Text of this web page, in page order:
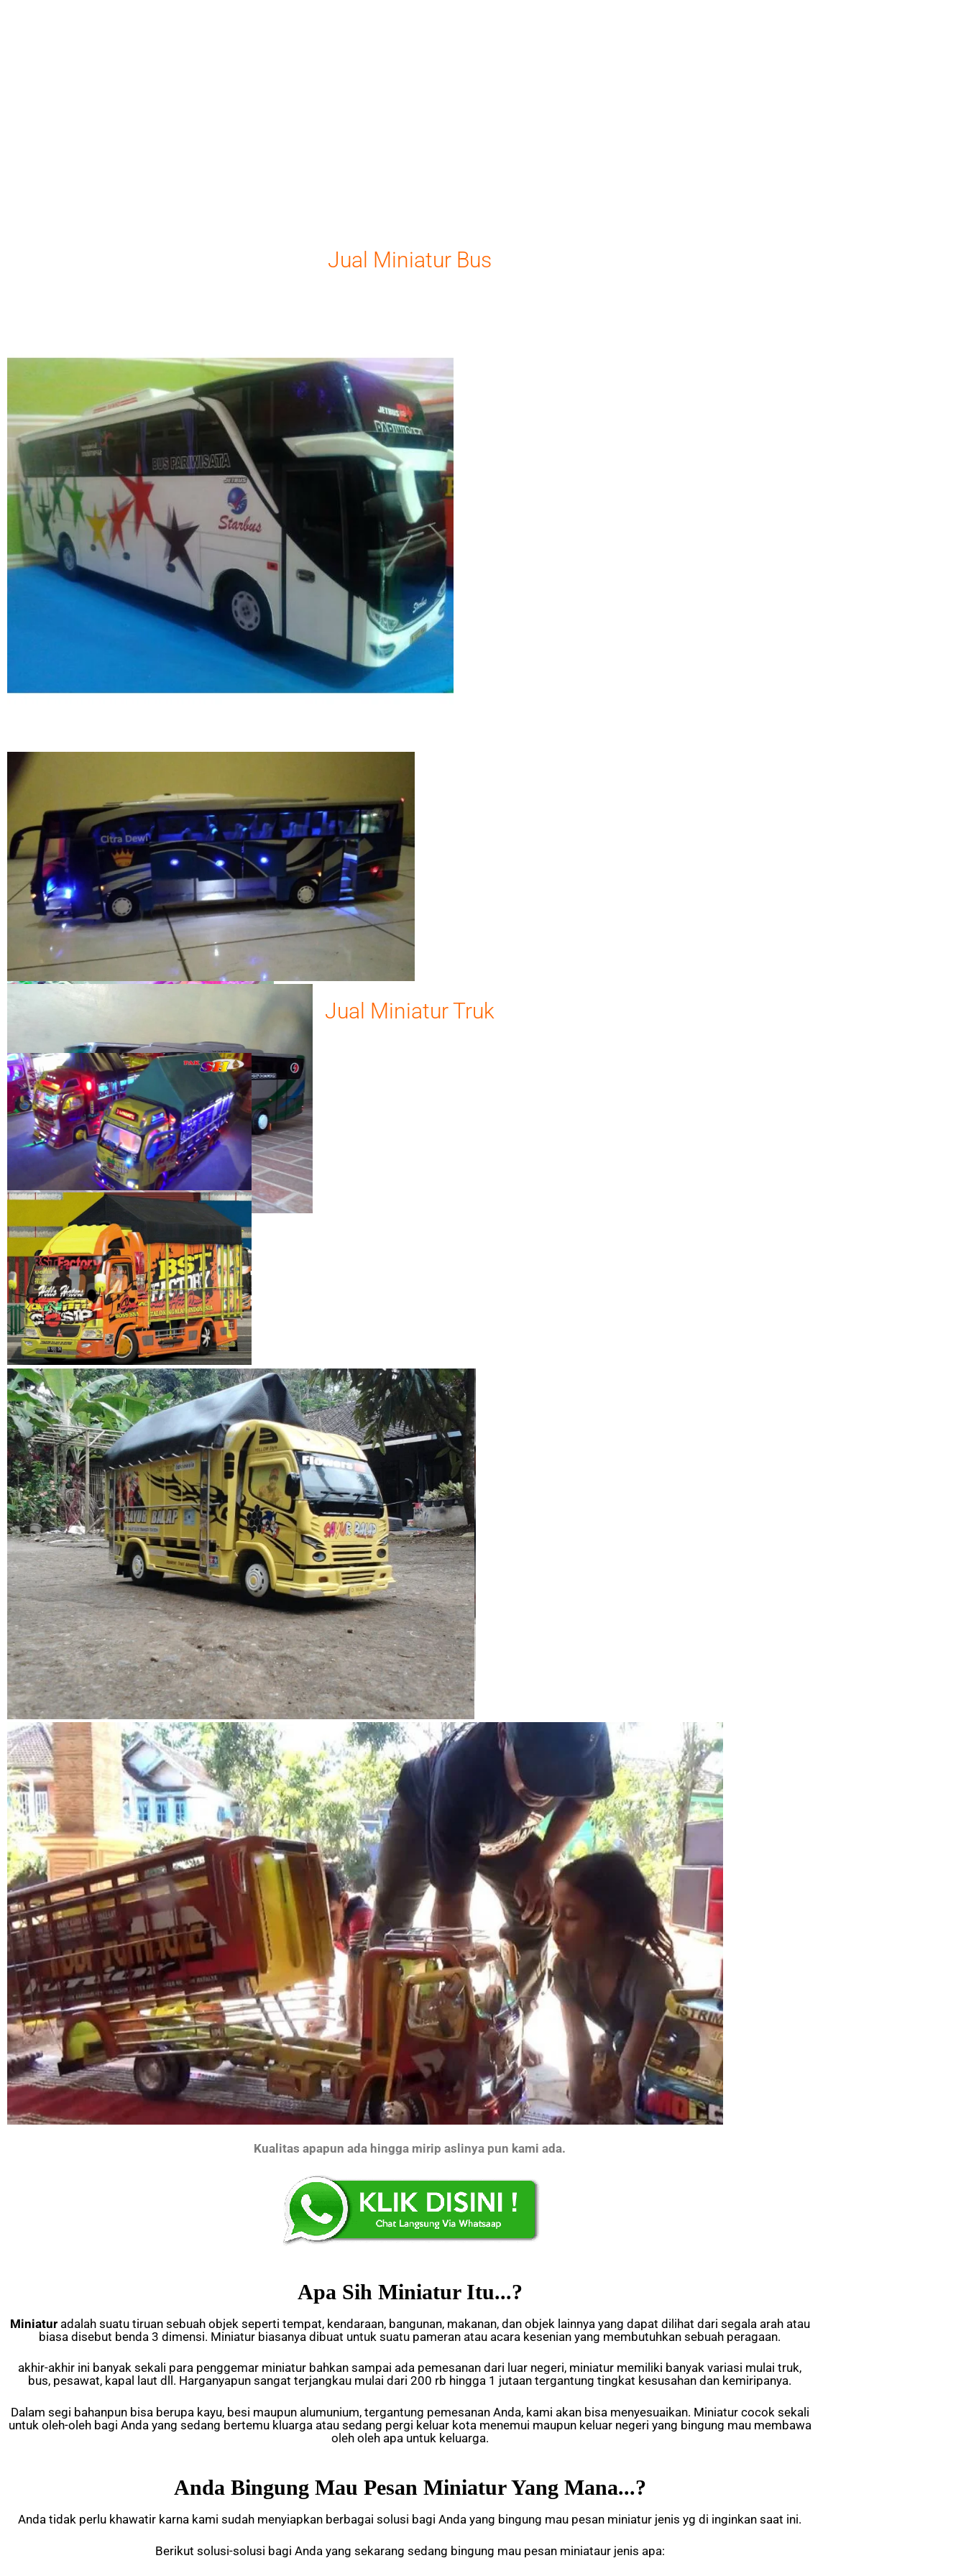
Jual Miniatur Bus
Jual Miniatur Truk
Kualitas apapun ada hingga mirip aslinya pun kami ada.
Apa Sih Miniatur Itu...?
Miniaturadalah suatu tiruan sebuah objek seperti tempat, kendaraan, bangunan, makanan, dan objek lainnya yang dapat dilihat dari segala arah atau
biasa disebut benda 3 dimensi. Miniatur biasanya dibuat untuk suatu pameran atau acara kesenian yang membutuhkan sebuah peragaan.
akhir-akhir ini banyak sekali para penggemar miniatur bahkan sampai ada pemesanan dari luar negeri, miniatur memiliki banyak variasi mulai truk,
bus, pesawat, kapal laut dll. Harganyapun sangat terjangkau mulai dari 200 rb hingga 1 jutaan tergantung tingkat kesusahan dan kemiripanya.
Dalam segi bahanpun bisa berupa kayu, besi maupun alumunium, tergantung pemesanan Anda, kami akan bisa menyesuaikan. Miniatur cocok sekali
untuk oleh-oleh bagi Anda yang sedang bertemu kluarga atau sedang pergi keluar kota menemui maupun keluar negeri yang bingung mau membawa
oleh oleh apa untuk keluarga.
Anda Bingung Mau Pesan Miniatur Yang Mana...?
Anda tidak perlu khawatir karna kami sudah menyiapkan berbagai solusi bagi Anda yang bingung mau pesan miniatur jenis yg di inginkan saat ini.
Berikut solusi-solusi bagi Anda yang sekarang sedang bingung mau pesan miniataur jenis apa: